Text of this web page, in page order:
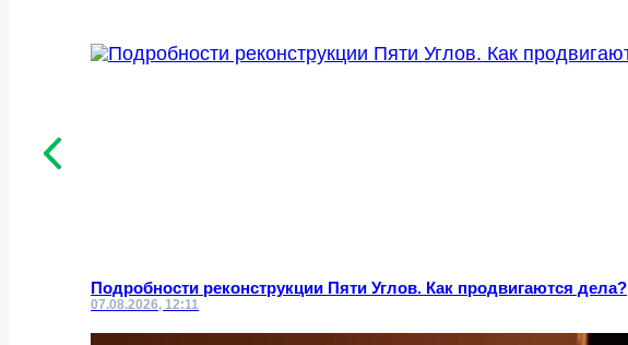
Подробности реконструкции Пяти Углов. Как продвигаются дела?
07.08.2026, 12:11